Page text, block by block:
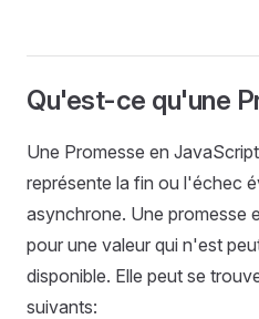
Qu'est-ce qu'une
Une Promesse en
représente la fin ou l'échec
asynchrone. Une promesse
pour une valeur qui n'est
disponible. Elle peut se
suivants: